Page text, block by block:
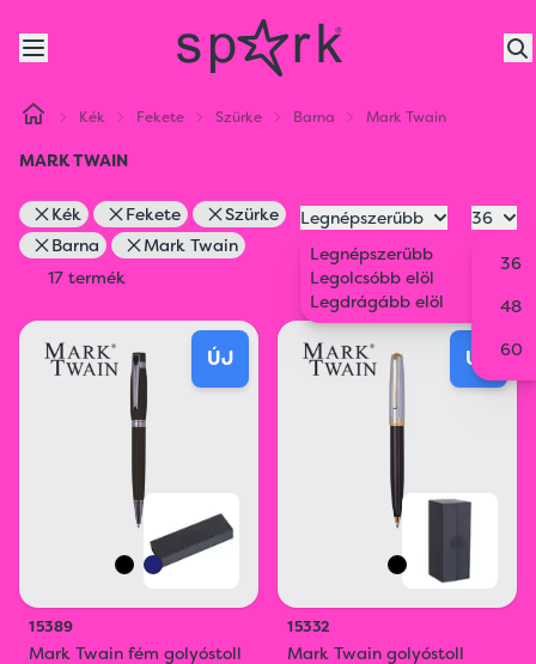
Kék Fekete Szürke Barna Mark Twain
MARK TWAIN
Kék Fekete
Szürke
Barna
Mark Twain
17 termék
Legnépszerűbb
Legnépszerűbb
Legolcsóbb elöl
Legdrágább elöl
36
36
48
60
ÚJ
15389
Mark Twain fém golyóstoll
ÚJ
15332
Mark Twain golyóstoll